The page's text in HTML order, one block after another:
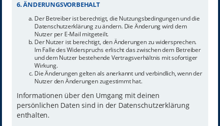
6. ÄNDERUNGSVORBEHALT
Der Betreiber ist berechtigt, die Nutzungsbedingungen und die
Datenschutzerklärung zu ändern. Die Änderung wird dem
Nutzer per E-Mail mitgeteilt.
Der Nutzer ist berechtigt, den Änderungen zu widersprechen.
Im Falle des Widerspruchs erlischt das zwischen dem Betreiber
und dem Nutzer bestehende Vertragsverhältnis mit sofortiger
Wirkung.
Die Änderungen gelten als anerkannt und verbindlich, wenn der
Nutzer den Änderungen zugestimmt hat.
Informationen über den Umgang mit deinen
persönlichen Daten sind in der Datenschutzerklärung
enthalten.